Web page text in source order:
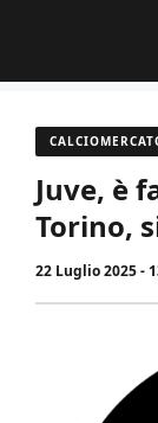
contenuto
Juve, è
Torino,
22 Luglio 2025 -